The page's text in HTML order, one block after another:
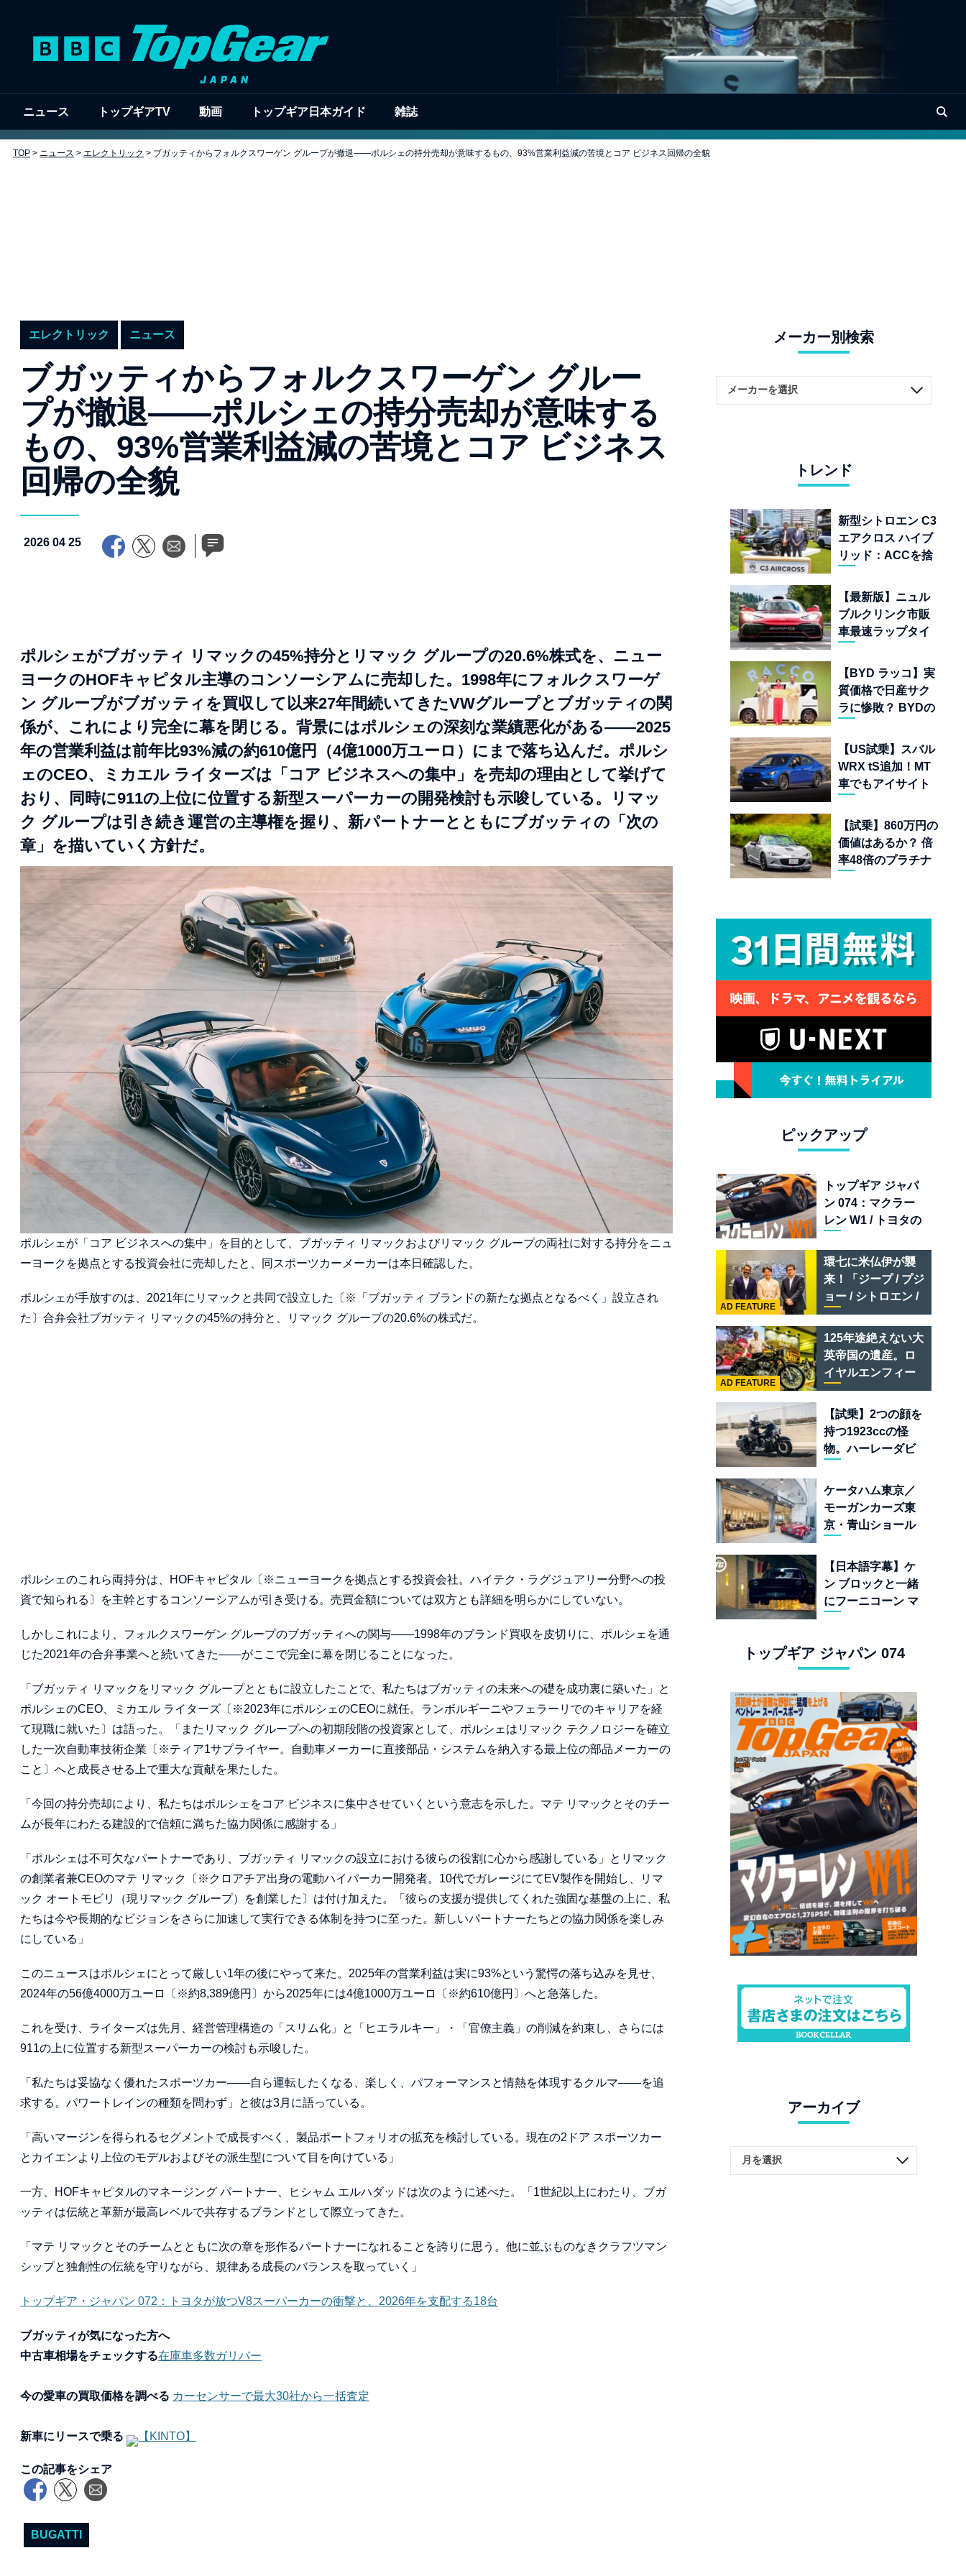
ニュース トップギアTV 動画 トップギア日本ガイド 雑誌
TOP > ニュース > エレクトリック > ブガッティからフォルクスワーゲン グループが撤退——ポルシェの持分売却が意味するもの、93%営業利益減の苦境とコア ビジネス回帰の全貌
エレクトリック ニュース
ブガッティからフォルクスワーゲン グルー
プが撤退——ポルシェの持分売却が意味する
もの、93%営業利益減の苦境とコア ビジネス
回帰の全貌
2026 04 25
ポルシェがブガッティ リマックの45%持分とリマック グループの20.6%株式を、ニュー
ヨークのHOFキャピタル主導のコンソーシアムに売却した。1998年にフォルクスワーゲ
ン グループがブガッティを買収して以来27年間続いてきたVWグループとブガッティの関
係が、これにより完全に幕を閉じる。背景にはポルシェの深刻な業績悪化がある——2025
年の営業利益は前年比93%減の約610億円（4億1000万ユーロ）にまで落ち込んだ。ポルシ
ェのCEO、ミカエル ライターズは「コア ビジネスへの集中」を売却の理由として挙げて
おり、同時に911の上位に位置する新型スーパーカーの開発検討も示唆している。リマッ
ク グループは引き続き運営の主導権を握り、新パートナーとともにブガッティの「次の
章」を描いていく方針だ。
ポルシェが「コア ビジネスへの集中」を目的として、ブガッティ リマックおよびリマック グループの両社に対する持分をニュ
ーヨークを拠点とする投資会社に売却したと、同スポーツカーメーカーは本日確認した。
ポルシェが手放すのは、2021年にリマックと共同で設立した〔※「ブガッティ ブランドの新たな拠点となるべく」設立され
た〕合弁会社ブガッティ リマックの45%の持分と、リマック グループの20.6%の株式だ。
ポルシェのこれら両持分は、HOFキャピタル〔※ニューヨークを拠点とする投資会社。ハイテク・ラグジュアリー分野への投
資で知られる〕を主幹とするコンソーシアムが引き受ける。売買金額については双方とも詳細を明らかにしていない。
しかしこれにより、フォルクスワーゲン グループのブガッティへの関与——1998年のブランド買収を皮切りに、ポルシェを通
じた2021年の合弁事業へと続いてきた——がここで完全に幕を閉じることになった。
「ブガッティ リマックをリマック グループとともに設立したことで、私たちはブガッティの未来への礎を成功裏に築いた」と
ポルシェのCEO、ミカエル ライターズ〔※2023年にポルシェのCEOに就任。ランボルギーニやフェラーリでのキャリアを経
て現職に就いた〕は語った。「またリマック グループへの初期段階の投資家として、ポルシェはリマック テクノロジーを確立
した一次自動車技術企業〔※ティア1サプライヤー。自動車メーカーに直接部品・システムを納入する最上位の部品メーカーの
こと〕へと成長させる上で重大な貢献を果たした。
「今回の持分売却により、私たちはポルシェをコア ビジネスに集中させていくという意志を示した。マテ リマックとそのチー
ムが長年にわたる建設的で信頼に満ちた協力関係に感謝する」
「ポルシェは不可欠なパートナーであり、ブガッティ リマックの設立における彼らの役割に心から感謝している」とリマック
の創業者兼CEOのマテ リマック〔※クロアチア出身の電動ハイパーカー開発者。10代でガレージにてEV製作を開始し、リマ
ック オートモビリ（現リマック グループ）を創業した〕は付け加えた。「彼らの支援が提供してくれた強固な基盤の上に、私
たちは今や長期的なビジョンをさらに加速して実行できる体制を持つに至った。新しいパートナーたちとの協力関係を楽しみ
にしている」
このニュースはポルシェにとって厳しい1年の後にやって来た。2025年の営業利益は実に93%という驚愕の落ち込みを見せ、
2024年の56億4000万ユーロ〔※約8,389億円〕から2025年には4億1000万ユーロ〔※約610億円〕へと急落した。
これを受け、ライターズは先月、経営管理構造の「スリム化」と「ヒエラルキー」・「官僚主義」の削減を約束し、さらには
911の上に位置する新型スーパーカーの検討も示唆した。
「私たちは妥協なく優れたスポーツカー——自ら運転したくなる、楽しく、パフォーマンスと情熱を体現するクルマ——を追
求する。パワートレインの種類を問わず」と彼は3月に語っている。
「高いマージンを得られるセグメントで成長すべく、製品ポートフォリオの拡充を検討している。現在の2ドア スポーツカー
とカイエンより上位のモデルおよびその派生型について目を向けている」
一方、HOFキャピタルのマネージング パートナー、ヒシャム エルハダッドは次のように述べた。「1世紀以上にわたり、ブガ
ッティは伝統と革新が最高レベルで共存するブランドとして際立ってきた。
「マテ リマックとそのチームとともに次の章を形作るパートナーになれることを誇りに思う。他に並ぶものなきクラフツマン
シップと独創性の伝統を守りながら、規律ある成長のバランスを取っていく」
トップギア・ジャパン 072：トヨタが放つV8スーパーカーの衝撃と、2026年を支配する18台
ブガッティが気になった方へ
中古車相場をチェックする在庫車多数ガリバー
今の愛車の買取価格を調べる カーセンサーで最大30社から一括査定
新車にリースで乗る 【KINTO】
この記事をシェア
BUGATTI
メーカー別検索
トレンド
新型シトロエン C3
エアクロス ハイブ
リッド：ACCを捨
毯」を手に入れた
フランスの異端児
【最新版】ニュル
ブルクリンク市販
車最速ラップタイ
22台を一挙公開
【BYD ラッコ】実
質価格で日産サク
ラに惨敗？ BYDの
金ドーピング」の
異常な世界
【US試乗】スバル
WRX tS追加！MT
車でもアイサイト
ソリンAWDスポー
ツセダン
【試乗】860万円の
価値はあるか？ 倍
率48倍のプラチナ
12R」が魅せる究
極の人馬一体
ピックアップ
トップギア ジャパ
ン 074：マクラー
レン W1 / トヨタの
ー戦略 /フェラーリ
849 テスタロッサ /
テメラリオ /ベント
レー スーパースポ
ーツ
環七に米仏伊が襲
来！「ジープ / プジ
ョー / シトロエン /
フィアット / アバル
ト足立」はクルマ
のセレクトショッ
プである
AD FEATURE
125年途絶えない大
英帝国の遺産。ロ
イヤルエンフィー
ルド責任者に訊
く、新型
「BULLET 650」
と“時間の質”を愛
する理由
AD FEATURE
【試乗】2つの顔を
持つ1923ccの怪
物。ハーレーダビ
ォーキーエイト
117」の深淵を覗く
ケータハム東京／
モーガンカーズ東
京・青山ショール
「移動手段」では
なく「人生」だ
【日本語字幕】ケ
ン ブロックと一緒
にフーニコーン マ
トップギア ジャパン 074
アーカイブ